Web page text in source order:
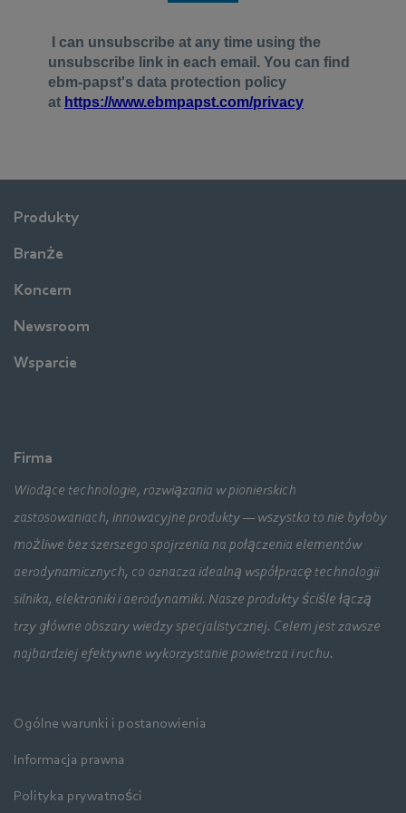
Produkty
Branże
Koncern
Newsroom
Wsparcie
Firma
Wiodące technologie, rozwiązania w pionierskich
zastosowaniach, innowacyjne produkty — wszystko to nie byłoby
możliwe bez szerszego spojrzenia na połączenia elementów
aerodynamicznych, co oznacza idealną współpracę technologii
silnika, elektroniki i aerodynamiki. Nasze produkty ściśle łączą
trzy główne obszary wiedzy specjalistycznej. Celem jest zawsze
najbardziej efektywne wykorzystanie powietrza i ruchu.
Ogólne warunki i postanowienia
Informacja prawna
Polityka prywatności